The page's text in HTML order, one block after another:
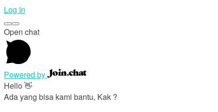
Log In
Open chat
Powered by
Hello 👋
Ada yang bisa kami bantu, Kak ?